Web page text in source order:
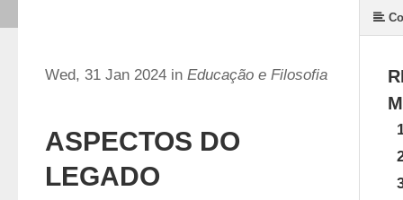
Wed, 31 Jan 2024 in Educação e Filosofia
ASPECTOS DO
LEGADO